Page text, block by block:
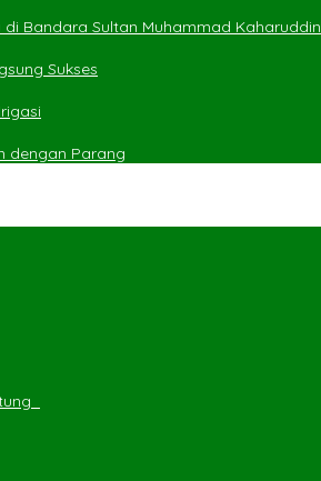
Bandara Sultan Muhammad Kaharuddin
Sukses
dengan Parang